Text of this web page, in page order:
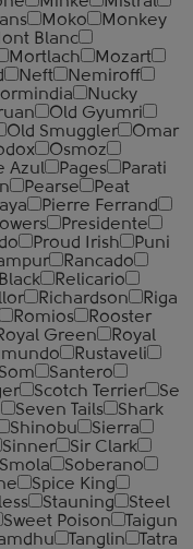
Moko
Monkey
Blanc
Mortlach
Mozart
Neft
Nemiroff
Nucky
Old Gyumri
Old Smuggler
Omar
Osmoz
Azul Pages
Parati
Pearse
Peat
Pierre Ferrand
Presidente
Proud Irish
Puni
Rancado
Relicario
Richardson
Riga
Romios
Rooster
Green
Royal
Rustaveli
Santero
Scotch Terrier
Se
Seven Tails
Shark
Shinobu
Sierra
Sinner
Sir Clark
Smola
Soberano
Spice King
Stauning
Steel
Sweet Poison
Taigun
Tanglin
Tatra